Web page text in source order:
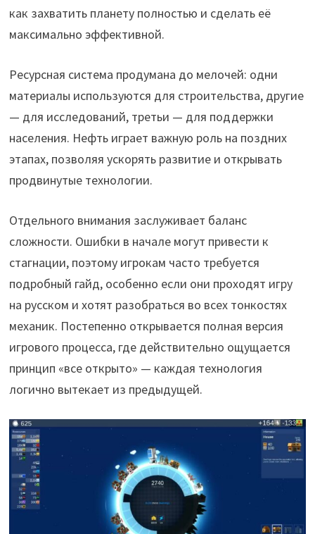
как захватить планету полностью и сделать её
максимально эффективной.
Ресурсная система продумана до мелочей: одни
материалы используются для строительства, другие
— для исследований, третьи — для поддержки
населения. Нефть играет важную роль на поздних
этапах, позволяя ускорять развитие и открывать
продвинутые технологии.
Отдельного внимания заслуживает баланс
сложности. Ошибки в начале могут привести к
стагнации, поэтому игрокам часто требуется
подробный гайд, особенно если они проходят игру
на русском и хотят разобраться во всех тонкостях
механик. Постепенно открывается полная версия
игрового процесса, где действительно ощущается
принцип «все открыто» — каждая технология
логично вытекает из предыдущей.